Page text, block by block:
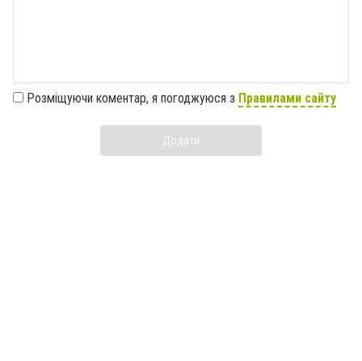
Розміщуючи коментар, я погоджуюся з Правилами сайту
Додати